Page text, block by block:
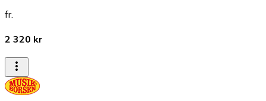
fr.
2 320 kr